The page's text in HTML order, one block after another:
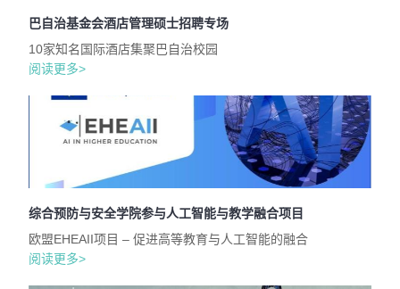
巴自治基金会酒店管理硕士招聘专场
10家知名国际酒店集聚巴自治校园
阅读更多>
综合预防与安全学院参与人工智能与教学融合项目
欧盟EHEAII项目 – 促进高等教育与人工智能的融合
阅读更多>